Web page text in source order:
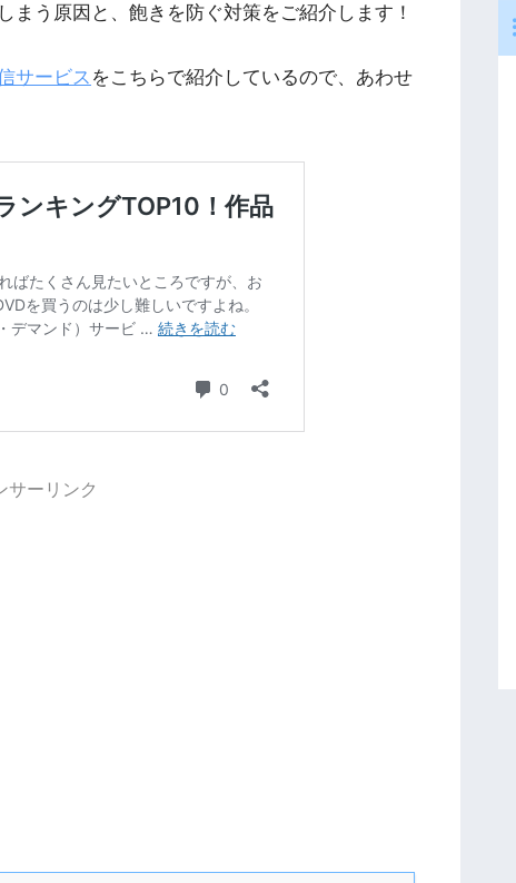
う原因と、飽きを防ぐ対策をご紹介します！
サービス をこちらで紹介しているので、あわせ
サーリンク